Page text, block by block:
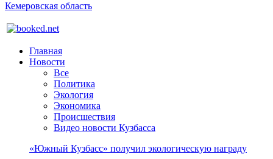
Кемеровская область
Главная
Новости
Все
Политика
Экология
Экономика
Происшествия
Видео новости Кузбасса
«Южный Кузбасс» получил экологическую награду